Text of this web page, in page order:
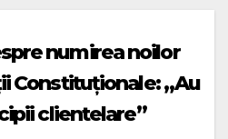
numirea noilor
Constituționale: „Au
clientelare”